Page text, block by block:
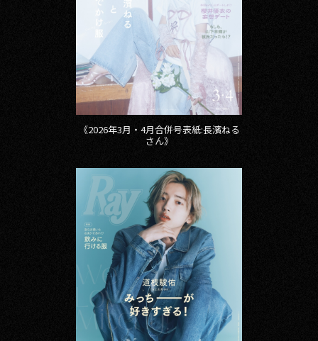
2026
2025
2024
2023
2022
2021
2020
2019
2018
2017
2016
《2026年3月・4月合併号表紙:長濱ねる
さん》